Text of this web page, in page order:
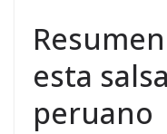
esta
peruano